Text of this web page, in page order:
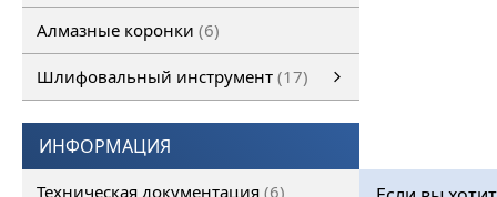
Алмазные коронки 6
Шлифовальный инструмент 17
ИНФОРМАЦИЯ
Техническая документация 6